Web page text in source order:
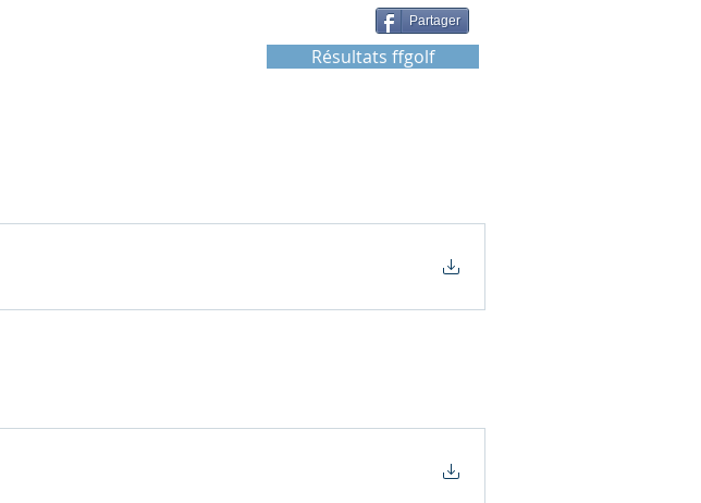
Partager
Résultats ffgolf